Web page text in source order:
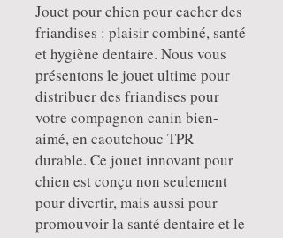
Jouet pour chien pour cacher des
friandises : plaisir combiné, santé
et hygiène dentaire. Nous vous
présentons le jouet ultime pour
distribuer des friandises pour
votre compagnon canin bien-
aimé, en caoutchouc TPR
durable. Ce jouet innovant pour
chien est conçu non seulement
pour divertir, mais aussi pour
promouvoir la santé dentaire et le